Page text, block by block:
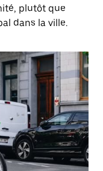
plutôt que
dans la ville.